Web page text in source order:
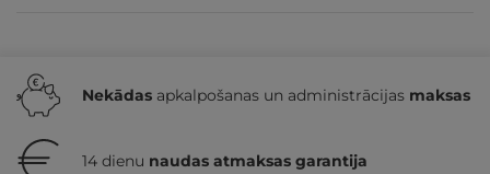
Nekādas apkalpošanas un administrācijas maksas
14 dienu naudas atmaksas garantija